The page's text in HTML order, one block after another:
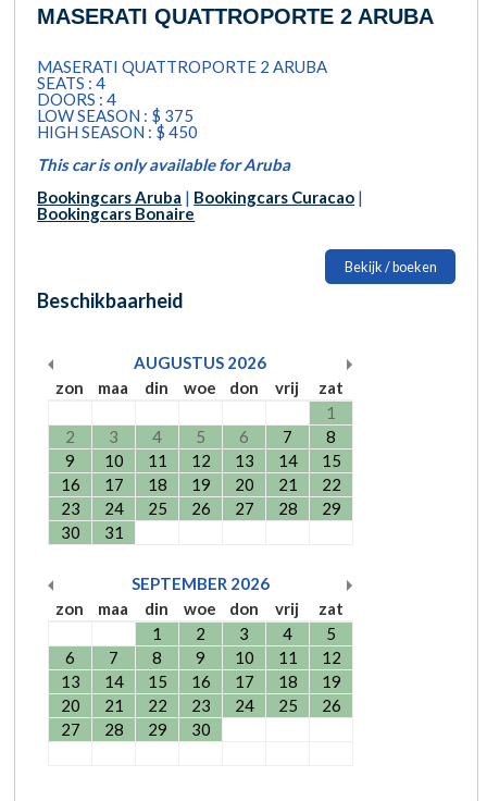
MASERATI QUATTROPORTE 2 ARUBA
MASERATI QUATTROPORTE 2 ARUBA
SEATS : 4
DOORS : 4
LOW SEASON : $ 375
HIGH SEASON : $ 450
This car is only available for Aruba
Bookingcars Aruba | Bookingcars Curacao |
Bookingcars Bonaire
Bekijk / boeken
Beschikbaarheid
AUGUSTUS 2026
zon
maa din woe don vrij
zat
1
2
3 4 5 6 7
8
9
10 11 12 13 14
15
16
17 18 19 20 21
22
23
24 25 26 27 28
29
30
31
SEPTEMBER 2026
zon
maa din woe don vrij
zat
1
2 3 4
5
6
7 8 9 10 11
12
13
14 15 16 17 18
19
20
21 22 23 24 25
26
27
28 29 30